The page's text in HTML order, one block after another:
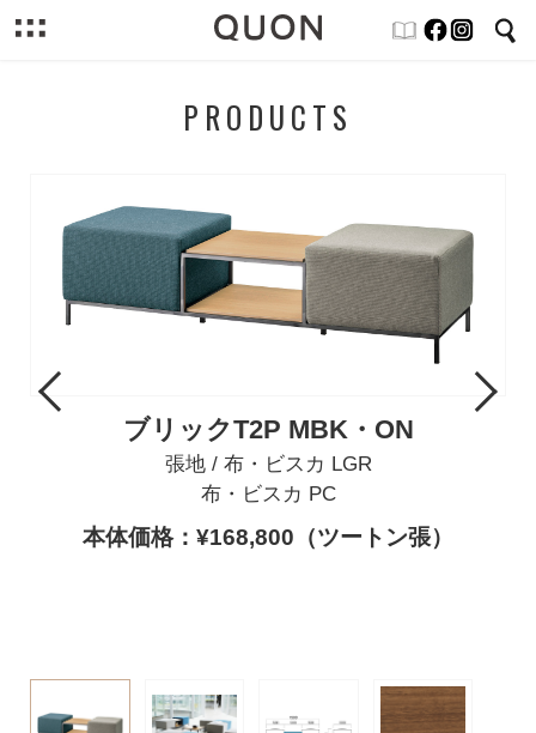
PRODUCTS
Previous
ブリックT2P MBK・ON
張地 / 布・ビスカ LGR
布・ビスカ PC
本体価格：¥168,800（ツートン張）
Next